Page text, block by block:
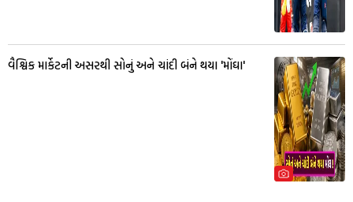
વૈશ્વિક માર્કેટની અસરથી સોનું અને ચાંદી બંને થયા 'મોંઘા'